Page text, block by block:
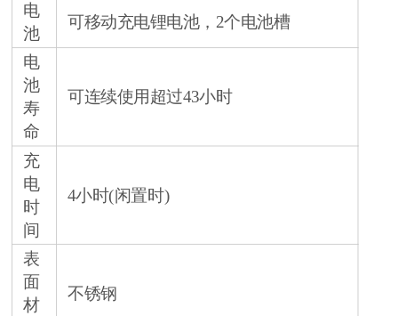
电
池
可移动充电锂电池，2个电池槽
电
池
寿
命
可连续使用超过43小时
充
电
时
间
4小时(闲置时)
表
面
材
不锈钢